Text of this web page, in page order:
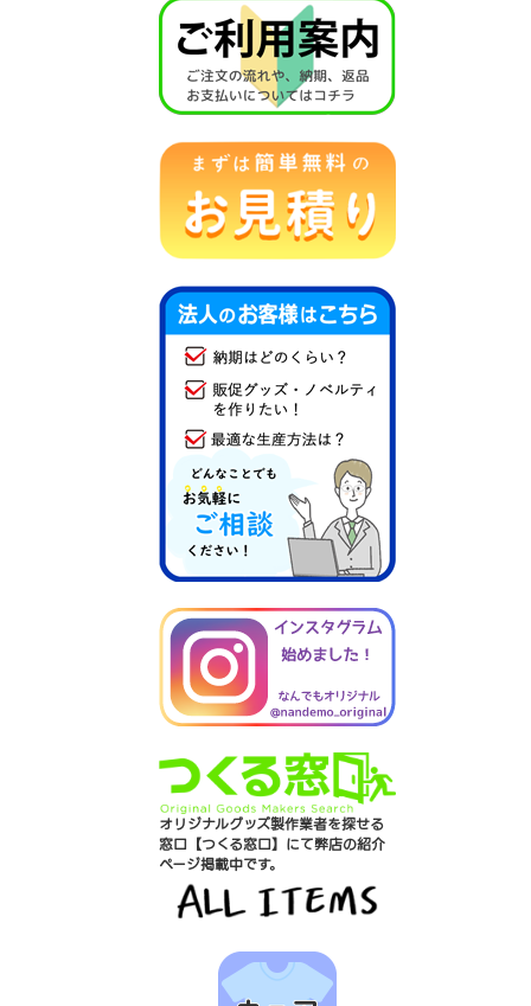
オリジナルグッズ製作業者を探せる
窓口【つくる窓口】にて弊店の紹介
ページ掲載中です。